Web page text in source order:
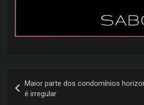
de
Maior parte dos condomínios
é irregular